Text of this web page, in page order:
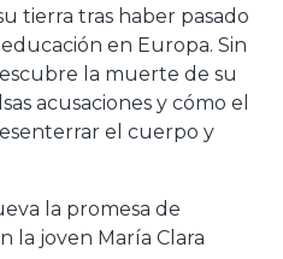
tierra tras haber pasado
en Europa. Sin
la muerte de su
acusaciones y cómo el
el cuerpo y
la promesa de
la joven María Clara